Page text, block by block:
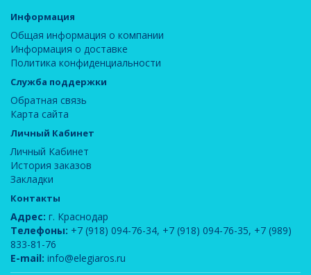
Информация
Общая информация о компании
Информация о доставке
Политика конфиденциальности
Служба поддержки
Обратная связь
Карта сайта
Личный Кабинет
Личный Кабинет
История заказов
Закладки
Контакты
Адрес: г. Краснодар
Телефоны: +7 (918) 094-76-34, +7 (918) 094-76-35, +7 (989)
833-81-76
E-mail: info@elegiaros.ru